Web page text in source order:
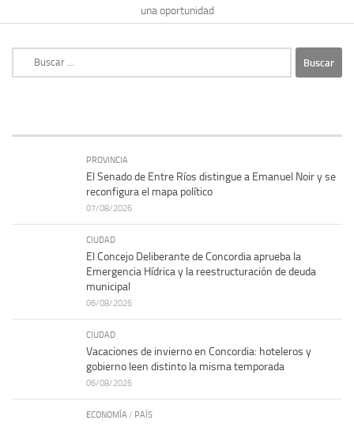
una oportunidad
PROVINCIA
El Senado de Entre Ríos distingue a Emanuel Noir y se
reconfigura el mapa político
07/08/2026
CIUDAD
El Concejo Deliberante de Concordia aprueba la
Emergencia Hídrica y la reestructuración de deuda
municipal
06/08/2026
CIUDAD
Vacaciones de invierno en Concordia: hoteleros y
gobierno leen distinto la misma temporada
06/08/2026
ECONOMÍA / PAÍS